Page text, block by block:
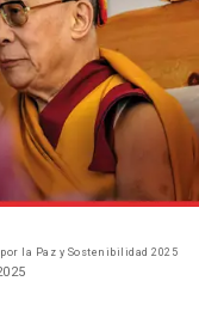
la Paz y Sostenibilidad 2025